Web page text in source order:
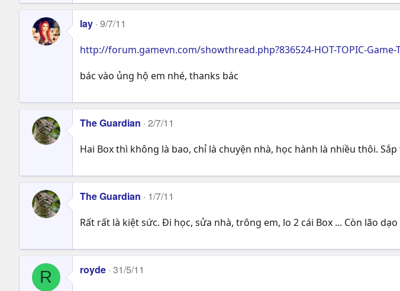
lay 9/7/11
http://forum.gamevn.com/showthread.php?836524-HOT-TOPIC-
bác vào ủng hộ em nhé, thanks bác
The Guardian 2/7/11
Hai Box thì không là bao, chỉ là chuyện nhà, học hành là nhiều thôi.
The Guardian 1/7/11
Rất rất là kiệt sức. Đi học, sửa nhà, trông em, lo 2 cái Box ... Còn lão dạo
R royde 31/5/11